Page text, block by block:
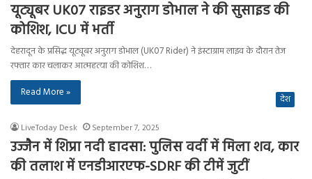
यूट्यूबर UK07 राइडर अनुराग डोभाल ने की सुसाइड की
कोशिश, ICU में भर्ती
देहरादून के प्रसिद्ध यूट्यूबर अनुराग डोभाल (UK07 Rider) ने इंस्टाग्राम लाइव के दौरान तेज
रफ्तार कार चलाकर आत्महत्या की कोशिश…
Read More »
देश
LiveToday Desk September 7, 2025
उज्जैन में शिप्रा नदी हादसा: पुलिस वर्दी में मिला शव, कार
की तलाश में एनडीआरएफ-SDRF की टीमें जुटीं